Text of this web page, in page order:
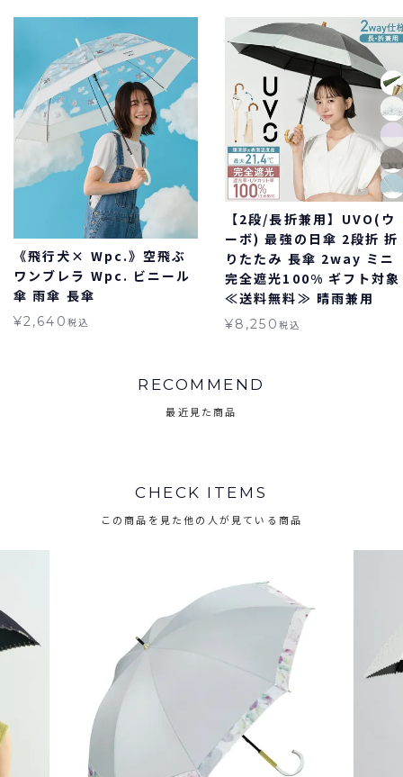
《飛行犬× Wpc.》空飛ぶ
ワンブレラ Wpc. ビニール
傘 雨傘 長傘
¥2,640 税込
【2段/長折兼用】UVO(ウ
ーボ) 最強の日傘 2段折 折
りたたみ 長傘 2way ミニ
完全遮光100% ギフト対象
≪送料無料≫ 晴雨兼用
¥8,250 税込
RECOMMEND
最近見た商品
CHECK ITEMS
この商品を見た他の人が見ている商品